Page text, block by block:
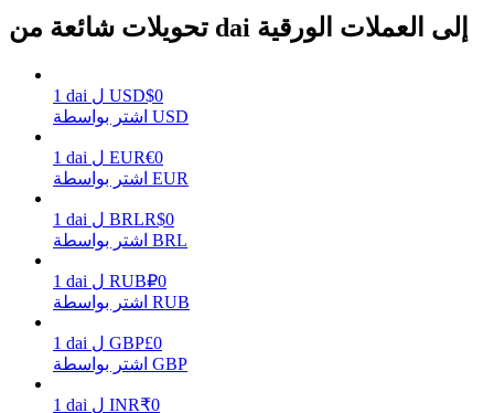
دليل المبتدئين للعقود الآجلة
استراتيجيات التداول
تعلم كيفية البقاء مربحة
تحويلات شائعة من dai إلى العملات الورقية
1 dai ل USD$0
اشتر بواسطة USD
1 dai ل EUR€0
اشتر بواسطة EUR
1 dai ل BRLR$0
اشتر بواسطة BRL
1 dai ل RUB₽0
اشتر بواسطة RUB
1 dai ل GBP£0
اشتر بواسطة GBP
1 dai ل INR₹0